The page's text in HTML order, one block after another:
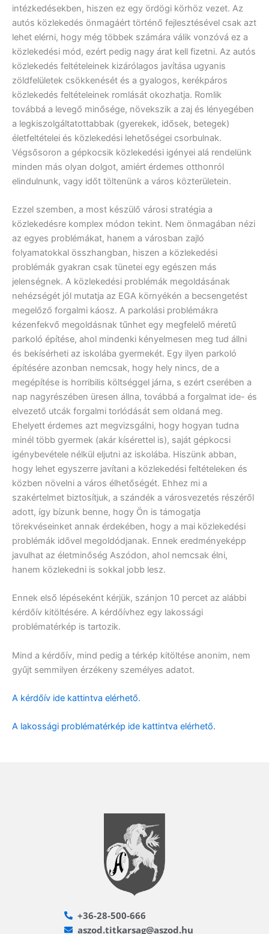
intézkedésekben, hiszen ez egy ördögi körhöz vezet. Az
autós közlekedés önmagáért történő fejlesztésével csak azt
lehet elérni, hogy még többek számára válik vonzóvá ez a
közlekedési mód, ezért pedig nagy árat kell fizetni. Az autós
közlekedés feltételeinek kizárólagos javítása ugyanis
zöldfelületek csökkenését és a gyalogos, kerékpáros
közlekedés feltételeinek romlását okozhatja. Romlik
továbbá a levegő minősége, növekszik a zaj és lényegében
a legkiszolgáltatottabbak (gyerekek, idősek, betegek)
életfeltételei és közlekedési lehetőségei csorbulnak.
Végsősoron a gépkocsik közlekedési igényei alá rendelünk
minden más olyan dolgot, amiért érdemes otthonról
elindulnunk, vagy időt töltenünk a város közterületein.
Ezzel szemben, a most készülő városi stratégia a
közlekedésre komplex módon tekint. Nem önmagában nézi
az egyes problémákat, hanem a városban zajló
folyamatokkal összhangban, hiszen a közlekedési
problémák gyakran csak tünetei egy egészen más
jelenségnek. A közlekedési problémák megoldásának
nehézségét jól mutatja az EGA környékén a becsengetést
megelőző forgalmi káosz. A parkolási problémákra
kézenfekvő megoldásnak tűnhet egy megfelelő méretű
parkoló építése, ahol mindenki kényelmesen meg tud állni
és bekísérheti az iskolába gyermekét. Egy ilyen parkoló
építésére azonban nemcsak, hogy hely nincs, de a
megépítése is horribilis költséggel járna, s ezért cserében a
nap nagyrészében üresen állna, továbbá a forgalmat ide- és
elvezető utcák forgalmi torlódását sem oldaná meg.
Ehelyett érdemes azt megvizsgálni, hogy hogyan tudna
minél több gyermek (akár kísérettel is), saját gépkocsi
igénybevétele nélkül eljutni az iskolába. Hiszünk abban,
hogy lehet egyszerre javítani a közlekedési feltételeken és
közben növelni a város élhetőségét. Ehhez mi a
szakértelmet biztosítjuk, a szándék a városvezetés részéről
adott, így bízunk benne, hogy Ön is támogatja
törekvéseinket annak érdekében, hogy a mai közlekedési
problémák idővel megoldódjanak. Ennek eredményeképp
javulhat az életminőség Aszódon, ahol nemcsak élni,
hanem közlekedni is sokkal jobb lesz.
Ennek első lépéseként kérjük, szánjon 10 percet az alábbi
kérdőív kitöltésére. A kérdőívhez egy lakossági
problématérkép is tartozik.
Mind a kérdőív, mind pedig a térkép kitöltése anonim, nem
gyűjt semmilyen érzékeny személyes adatot.
A kérdőív ide kattintva elérhető.
A lakossági problématérkép ide kattintva elérhető.
+36-28-500-666
aszod.titkarsag@aszod.hu